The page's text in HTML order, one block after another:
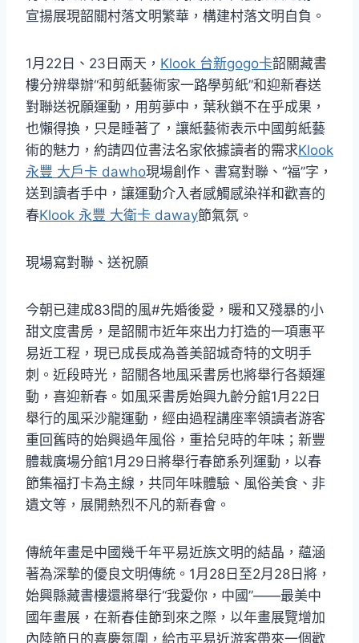
宣揚展現韶關村落文明繁華，構建村落文明自負。
1月22日、23日兩天， Klook 台新gogo卡韶關藏書
樓分辨舉辦“和剪紙藝術家一路學剪紙”和迎新春送
對聯送祝願運動，用剪夢中，葉秋鎖不在乎成果，
也懶得換，只是睡著了，讓紙藝術表示中國剪紙藝
術的魅力，約請四位書法名家依據讀者的需求Klook
永豐 大戶卡 dawho現場創作、書寫對聯、“福”字，
送到讀者手中，讓運動介入者感觸感染祥和歡喜的
春Klook 永豐 大衛卡 daway節氣氛。
現場寫對聯、送祝願
今朝已建成83間的風#先婚後愛，暖和又殘暴的小
甜文度書房，是韶關市近年來出力打造的一項惠平
易近工程，現已成長成為善美韶城奇特的文明手
刺。近段時光，韶關各地風采書房也將舉行各類運
動，喜迎新春。如風采書房始興九齡分館1月22日
舉行的風采沙龍運動，經由過程講座率領讀者游客
重回舊時的始興過年風俗，重拾兒時的年味；新豐
體裁廣場分館1月29日將舉行春節系列運動，以春
節集福打卡為主線，共同年味體驗、風俗美食、非
遺文等，展開熱烈不凡的新春會。
傳統年畫是中國幾千年平易近族文明的結晶，蘊涵
著為深摯的優良文明傳統。1月28日至2月28日將，
始興縣藏書樓還將舉行“我愛你，中國”——最美中
國年畫展，在新春佳節到來之際，以年畫展覽增加
內陸節日的喜慶氛圍，給市平易近游客帶來一個歡